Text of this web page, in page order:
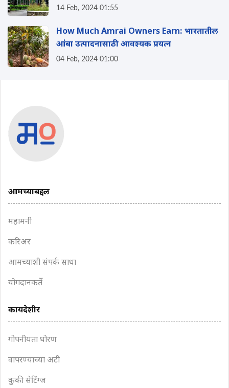
14 Feb, 2024 01:55
How Much Amrai Owners Earn: भारतातील
आंबा उत्पादनासाठी आवश्यक प्रयत्न
04 Feb, 2024 01:00
आमच्याबद्दल
महामनी
करिअर
आमच्याशी संपर्क साधा
योगदानकर्ते
कायदेशीर
गोपनीयता धोरण
वापरण्याच्या अटी
कुकी सेटिंग्ज